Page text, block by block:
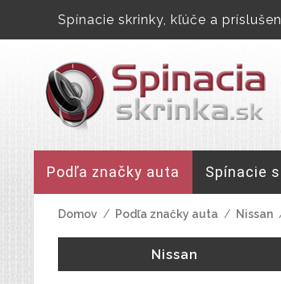
Spínacie skrinky, kľúče a
Podľa značky auta Spínacie
Domov / Podľa značky auta / Nissan
Nissan